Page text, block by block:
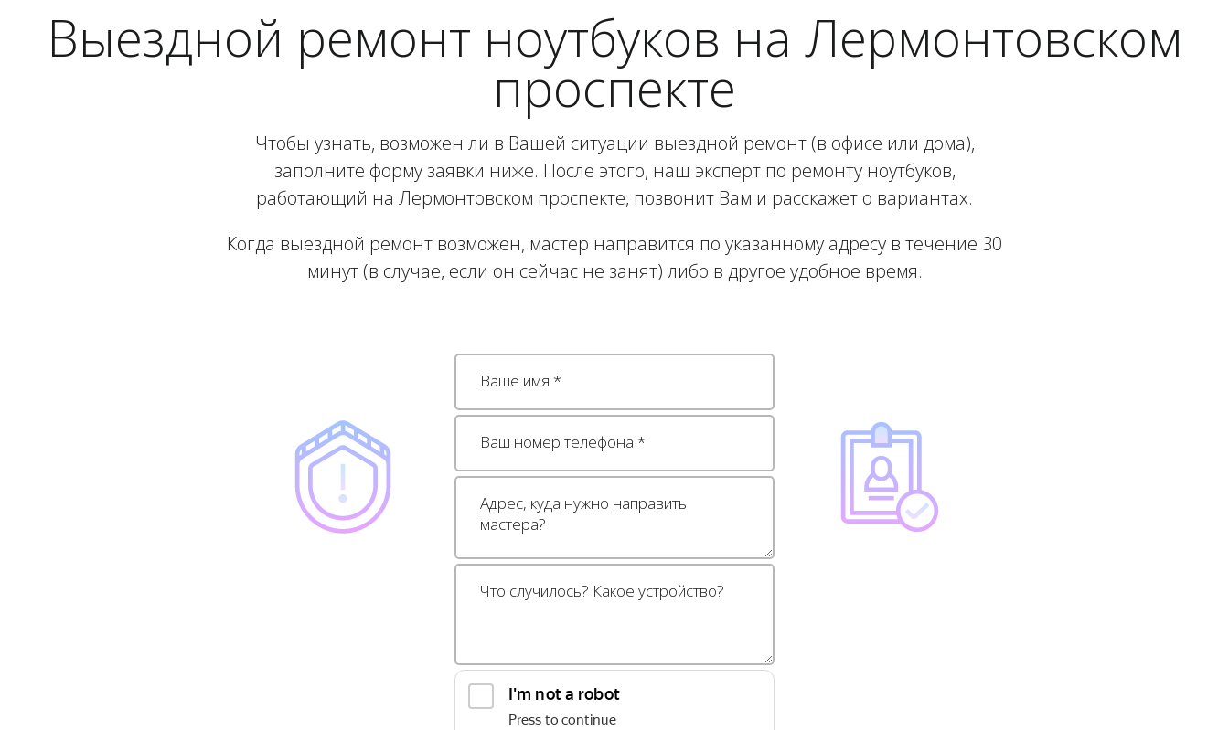
Выездной ремонт ноутбуков на Лермонтовском
проспекте
Чтобы узнать, возможен ли в Вашей ситуации выездной ремонт (в офисе или дома),
заполните форму заявки ниже. После этого, наш эксперт по ремонту ноутбуков,
работающий на Лермонтовском проспекте, позвонит Вам и расскажет о вариантах.
Когда выездной ремонт возможен, мастер направится по указанному адресу в течение 30
минут (в случае, если он сейчас не занят) либо в другое удобное время.